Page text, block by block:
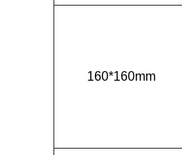
160*160mm